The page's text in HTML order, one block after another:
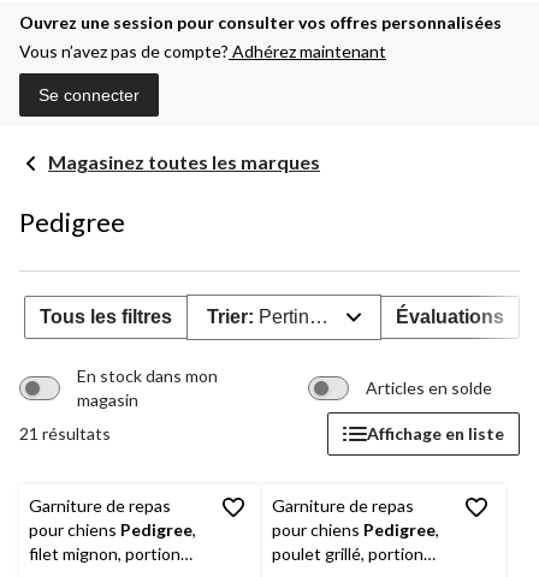
Ouvrez une session pour consulter vos offres personnalisées
Vous n’avez pas de compte? Adhérez maintenant
Se connecter
Magasinez toutes les marques
Pedigree
Tous les filtres Trier: Pertinence Évaluations
En stock dans mon
magasin
Articles en solde
21 résultats Affichage en liste
Garniture de repas
pour chiens Pedigree,
filet mignon, portion
Garniture de repas
pour chiens Pedigree,
poulet grillé, portion